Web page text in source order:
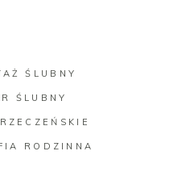
ŚLUBNY
ŚLUBNY
RODZINNA